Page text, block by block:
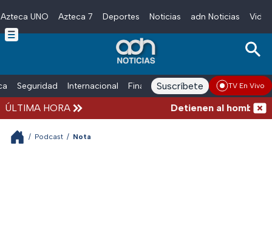
Skip to main content
Azteca UNO Azteca 7 Deportes Noticias adn Noticias
Seguridad Internacional Finanzas adn Noticias Radio
Suscríbete TV En Vivo
ÚLTIMA HORA Detienen al hombre
/ Podcast / Nota